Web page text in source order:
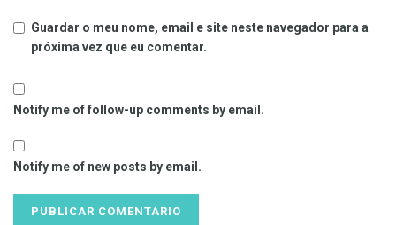
Guardar o meu nome, email e site neste navegador para a
próxima vez que eu comentar.
Notify me of follow-up comments by email.
Notify me of new posts by email.